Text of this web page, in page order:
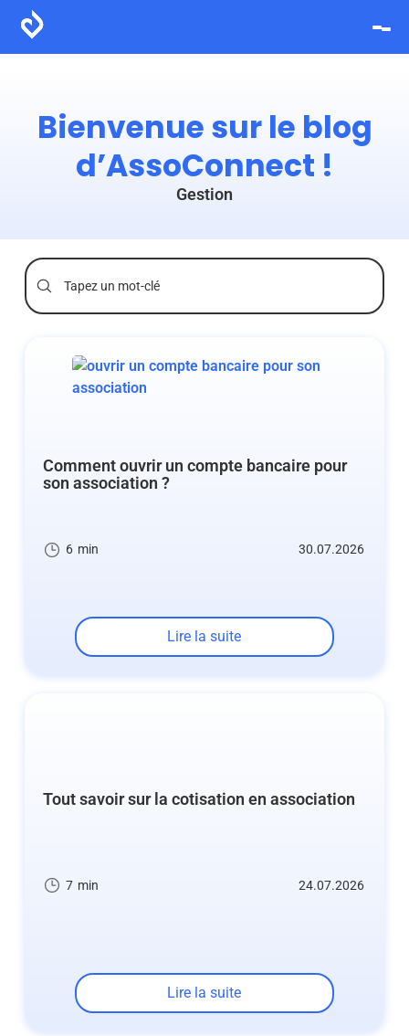
Bienvenue sur le blog
d’AssoConnect !
Gestion
Comment ouvrir un compte bancaire pour
son association ?
6 min 30.07.2026
Lire la suite
Tout savoir sur la cotisation en association
7 min 24.07.2026
Lire la suite